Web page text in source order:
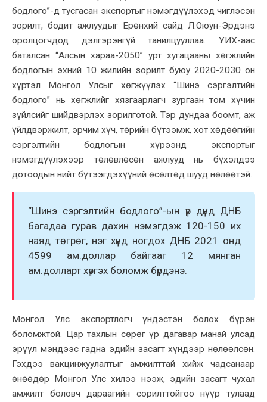
бодлого”-д тусгасан экспортыг нэмэгдүүлэхэд чиглэсэн
зорилт, бодит ажлуудыг Ерөнхий сайд Л.Оюун-Эрдэнэ
оролцогчдод дэлгэрэнгүй танилцууллаа. УИХ-аас
баталсан “Алсын хараа-2050” урт хугацааны хөгжлийн
бодлогын эхний 10 жилийн зорилт буюу 2020-2030 он
хүртэл Монгол Улсыг хөгжүүлэх “Шинэ сэргэлтийн
бодлого” нь хөгжлийг хязгаарлагч зургаан том хүчин
зүйлсийг шийдвэрлэх зорилготой. Тэр дундаа боомт, аж
үйлдвэржилт, эрчим хүч, төрийн бүтээмж, хот хөдөөгийн
сэргэлтийн бодлогын хүрээнд экспортыг
нэмэгдүүлэхээр төлөвлөсөн ажлууд нь бүхэлдээ
дотоодын нийт бүтээгдэхүүний өсөлтөд шууд нөлөөтэй.
“Шинэ сэргэлтийн бодлого”-ын үр дүнд ДНБ
багадаа гурав дахин нэмэгдэж 120-150 их
наяд төгрөг, нэг хүнд ногдох ДНБ 2021 онд
4599 ам.доллар байгааг 12 мянган
ам.долларт хүргэх боломж бүрдэнэ.
Монгол Улс экспортлогч үндэстэн болох бүрэн
боломжтой. Цар тахлын сөрөг үр дагавар манай улсад
эрүүл мэндээс гадна эдийн засагт хүндээр нөлөөлсөн.
Гэхдээ вакцинжуулалтыг амжилттай хийж чадсанаар
өнөөдөр Монгол Улс хилээ нээж, эдийн засагт чухал
амжилт боловч дараагийн сорилттойгоо нүүр тулаад